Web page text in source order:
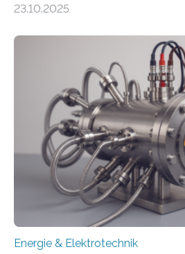
ermöglichen. Doch der dafür
einem „Anschlussstau“. Die
Umweltenergierecht hat den
neuen Bericht für die Praxis
Rolle von flexiblen
Netzanschluss von Erneuerbare-
(EE-Anlagen) ist entscheidend
Denn ohne Anschluss an das
eingespeist werden. Nach dem
Gesetz (EEG) sind Netzbetreiber…
23.10.2025
Energie & Elektrotechnik